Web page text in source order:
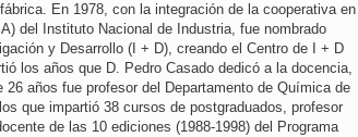
En 1978, con la integración de la cooperativa en
del Instituto Nacional de Industria, fue nombrado
y Desarrollo (I + D), creando el Centro de I + D
los años que D. Pedro Casado dedicó a la docencia,
26 años fue profesor del Departamento de Química de
que impartió 38 cursos de postgraduados, profesor
de las 10 ediciones (1988-1998) del Programa